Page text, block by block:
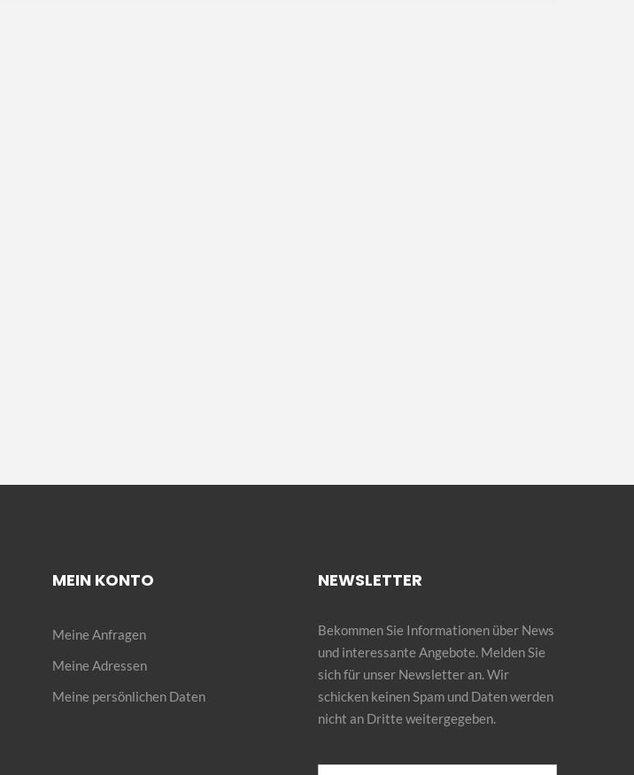
MEIN KONTO
Meine Anfragen
Meine Adressen
Meine persönlichen Daten
NEWSLETTER
Bekommen Sie Informationen über News
und interessante Angebote. Melden Sie
sich für unser Newsletter an. Wir
schicken keinen Spam und Daten werden
nicht an Dritte weitergegeben.